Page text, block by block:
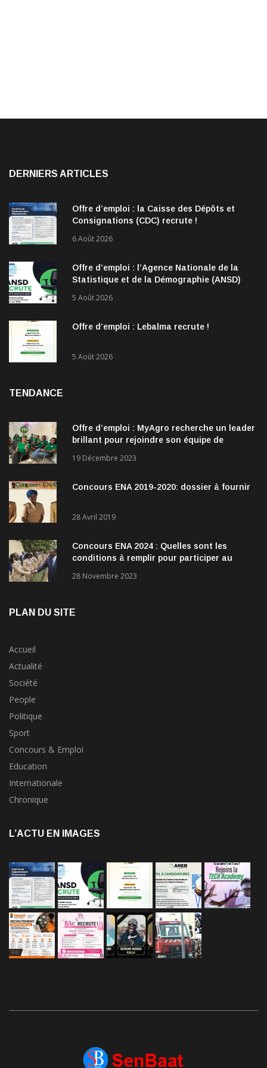
DERNIERS ARTICLES
Offre d’emploi : la Caisse des Dépôts et
Consignations (CDC) recrute !
6 Août 2026
Offre d’emploi : l’Agence Nationale de la
Statistique et de la Démographie (ANSD)
5 Août 2026
Offre d’emploi : Lebalma recrute !
5 Août 2026
TENDANCE
Offre d’emploi : MyAgro recherche un leader
brillant pour rejoindre son équipe de
19 Décembre 2023
Concours ENA 2019-2020: dossier à fournir
28 Avril 2019
Concours ENA 2024 : Quelles sont les
conditions à remplir pour participer au
28 Novembre 2023
PLAN DU SITE
Accueil
Actualité
Société
People
Politique
Sport
Concours & Emploi
Education
Internationale
Chronique
L’ACTU EN IMAGES